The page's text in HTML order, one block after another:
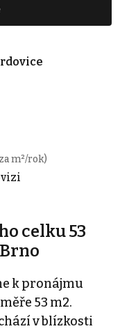
m²/rok)
celku 53
k pronájmu
53 m2.
v blízkosti